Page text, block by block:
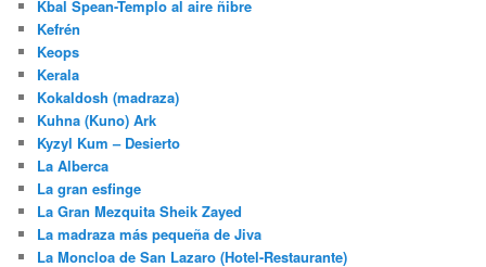
Kbal Spean-Templo al aire ñibre
Kefrén
Keops
Kerala
Kokaldosh (madraza)
Kuhna (Kuno) Ark
Kyzyl Kum – Desierto
La Alberca
La gran esfinge
La Gran Mezquita Sheik Zayed
La madraza más pequeña de Jiva
La Moncloa de San Lazaro (Hotel-Restaurante)